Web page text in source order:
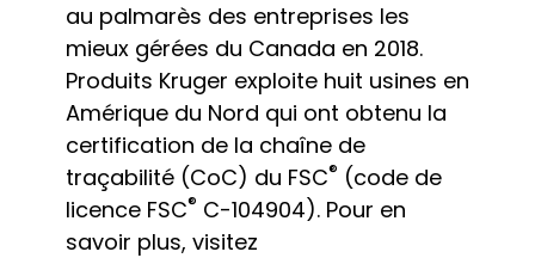
au palmarès des entreprises les
mieux gérées du Canada en 2018.
Produits Kruger exploite huit usines en
Amérique du Nord qui ont obtenu la
certification de la chaîne de
traçabilité (CoC) du FSC® (code de
licence FSC® C-104904). Pour en
savoir plus, visitez